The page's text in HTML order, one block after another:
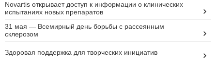
Novartis открывает доступ к информации о клинических
испытаниях новых препаратов
31 мая — Всемирный день борьбы с рассеянным
склерозом
Здоровая поддержка для творческих инициатив